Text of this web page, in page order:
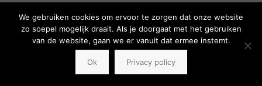
© 2019 Forum Hadriani. All Rights Reserved | Design:Moja
We gebruiken cookies om ervoor te zorgen dat onze website
zo soepel mogelijk draait. Als je doorgaat met het gebruiken
van de website, gaan we er vanuit dat ermee instemt.
Ok Privacy policy